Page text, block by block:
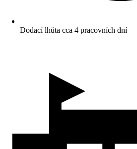
Dodací lhůta cca 4 pracovních dní